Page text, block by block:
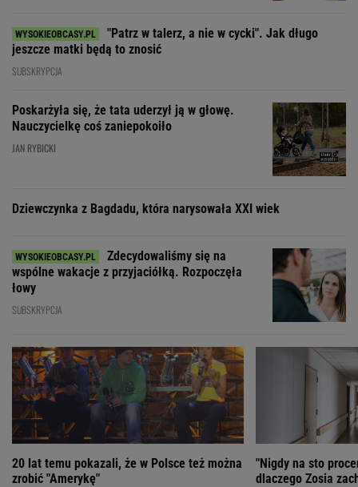
"Patrz w talerz, a nie w cycki". Jak długo
jeszcze matki będą to znosić
SUBSKRYPCJA
Poskarżyła się, że tata uderzył ją w głowę.
Nauczycielkę coś zaniepokoiło
JAN RYBICKI
Dziewczynka z Bagdadu, która narysowała XXI wiek
Zdecydowaliśmy się na
wspólne wakacje z przyjaciółką. Rozpoczęła
łowy
SUBSKRYPCJA
20 lat temu pokazali, że w Polsce też można
zrobić "Amerykę"
"Nigdy na sto
dlaczego Zosia